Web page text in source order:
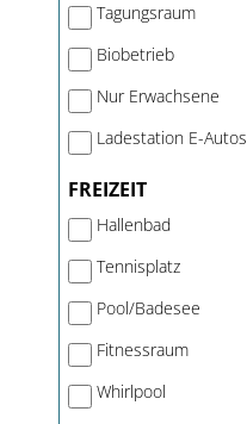
Tagungsraum
Biobetrieb
Nur Erwachsene
Ladestation E-Autos
FREIZEIT
Hallenbad
Tennisplatz
Pool/Badesee
Fitnessraum
Whirlpool